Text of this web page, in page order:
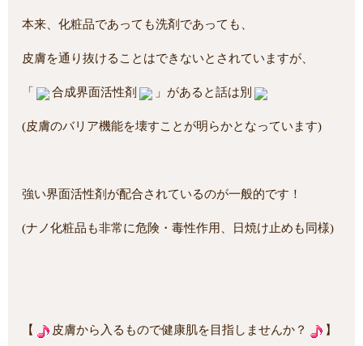
本来、化粧品であっても洗剤であっても、
皮膚を通り抜けることはできないとされていますが、
「 合成界面活性剤 」があると話は別
(皮膚のバリア機能を壊すことが明らかとなっています)
強い界面活性剤が配合されているのが一般的です！
(ナノ化粧品も非常に危険・毒性作用、日焼け止めも同様)
【 皮膚から入るもので健康肌を目指しませんか？ 】